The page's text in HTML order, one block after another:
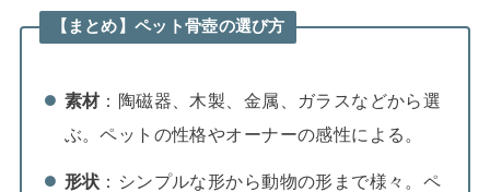
【まとめ】ペット骨壺の選び方
素材：陶磁器、木製、金属、ガラスなどから選
ぶ。ペットの性格やオーナーの感性による。
形状 ：シンプルな形から動物の形まで様々。ペ